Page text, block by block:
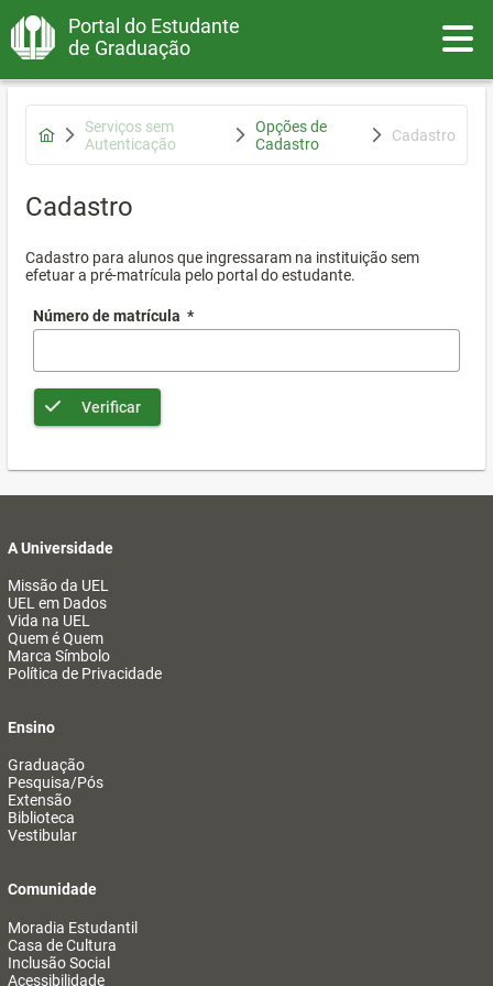
Portal do Estudante
de Graduação
Serviços sem
Autenticação
Opções de
Cadastro
Cadastro
Cadastro
Cadastro para alunos que ingressaram na instituição sem
efetuar a pré-matrícula pelo portal do estudante.
Número de matrícula *
Verificar
A Universidade
Missão da UEL
UEL em Dados
Vida na UEL
Quem é Quem
Marca Símbolo
Política de Privacidade
Ensino
Graduação
Pesquisa/Pós
Extensão
Biblioteca
Vestibular
Comunidade
Moradia Estudantil
Casa de Cultura
Inclusão Social
Acessibilidade